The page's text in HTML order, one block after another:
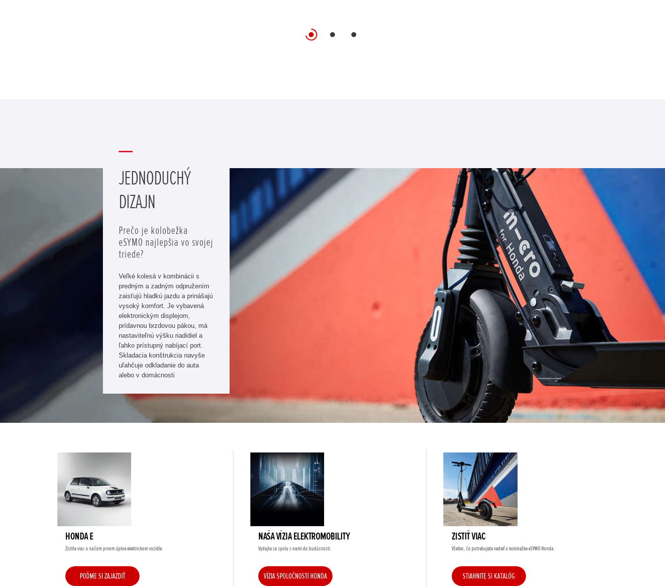
JEDNODUCHÝ
DIZAJN
Prečo je kolobežka
eSYMO najlepšia vo svojej
triede?
Veľké kolesá v kombinácii s
predným a zadným odpružením
zaisťujú hladkú jazdu a prinášajú
vysoký komfort. Je vybavená
elektronickým displejom,
prídavnou brzdovou pákou, má
nastaviteľnú výšku riadidiel a
ľahko prístupný nabíjací port.
Skladacia konštrukcia navyše
uľahčuje odkladanie do auta
alebo v domácnosti
HONDA E
Zistite viac o našom prvom úplne elektrickom vozidle.
POĎME SI ZAJAZDIŤ
NAŠA VÍZIA ELEKTROMOBILITY
Vydajte sa spolu s nami do budúcnosti.
VÍZIA SPOLOČNOSTI HONDA
ZISTIŤ VIAC
Všetko, čo potrebujete vedieť o kolobežke eSYMO Honda.
STIAHNITE SI KATALÓG